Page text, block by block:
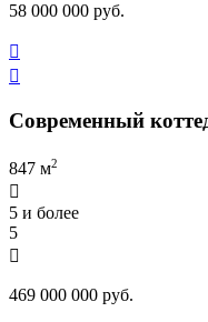
58 000 000 руб.


Современный
847 м2

5 и более
5

469 000 000 руб.